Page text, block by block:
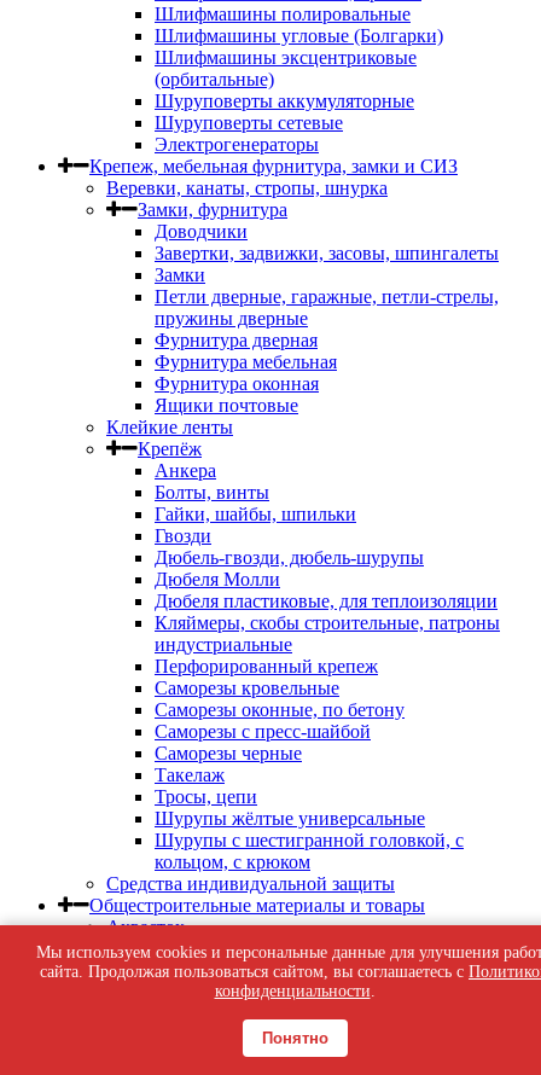
Шлифмашины полировальные
Шлифмашины угловые (Болгарки)
Шлифмашины эксцентриковые
(орбитальные)
Шуруповерты аккумуляторные
Шуруповерты сетевые
Электрогенераторы
Крепеж, мебельная фурнитура, замки и СИЗ
Веревки, канаты, стропы, шнурка
Замки, фурнитура
Доводчики
Завертки, задвижки, засовы, шпингалеты
Замки
Петли дверные, гаражные, петли-стрелы,
пружины дверные
Фурнитура дверная
Фурнитура мебельная
Фурнитура оконная
Ящики почтовые
Клейкие ленты
Крепёж
Анкера
Болты, винты
Гайки, шайбы, шпильки
Гвозди
Дюбель-гвозди, дюбель-шурупы
Дюбеля Молли
Дюбеля пластиковые, для теплоизоляции
Кляймеры, скобы строительные, патроны
индустриальные
Перфорированный крепеж
Саморезы кровельные
Саморезы оконные, по бетону
Саморезы с пресс-шайбой
Саморезы черные
Такелаж
Тросы, цепи
Шурупы жёлтые универсальные
Шурупы с шестигранной головкой, с
кольцом, с крюком
Средства индивидуальной защиты
Общестроительные материалы и товары
Аквасток
Асбест
Бетон-контакт
Водосточные системы
Оцинкованная водосточная система
Мы используем cookies и персональные данные для улучшения
сайта. Продолжая пользоваться сайтом, вы соглашаетесь с
конфиденциальности.
Понятно